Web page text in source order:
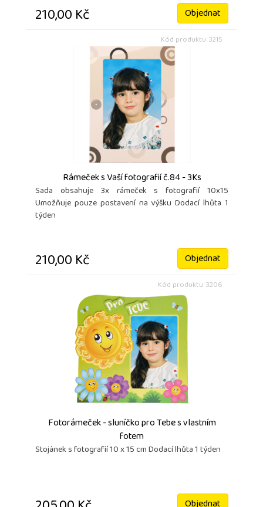
210,00 Kč Objednat
Kód produktu: 3215
Rámeček s Vaší fotografií č.84 - 3Ks
Sada obsahuje 3x rámeček s fotografií 10x15
Umožňuje pouze postavení na výšku Dodací lhůta 1
týden
210,00 Kč Objednat
Kód produktu: 3206
Fotorámeček - sluníčko pro Tebe s vlastním
fotem
Stojánek s fotografií 10 x 15 cm Dodací lhůta 1 týden